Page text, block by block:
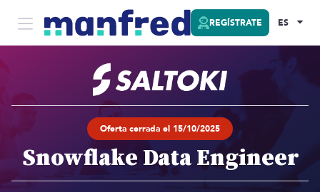
REGÍSTRATE ES
Oferta cerrada el 15/10/2025
Snowflake Data Engineer